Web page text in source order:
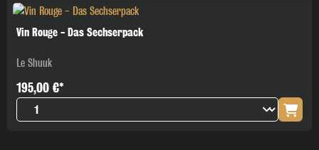
Vin Rouge - Das Sechserpack
Le Shuuk
195,00 €*